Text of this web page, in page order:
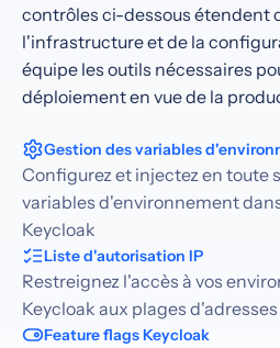
contrôles ci-dessous étendent
l'infrastructure et de la
équipe les outils nécessaires
déploiement en vue de la
Gestion des variables
Configurez et injectez en toute
variables d'environnement
Keycloak
Liste d'autorisation IP
Restreignez l'accès à vos
Keycloak aux plages
Feature flags Keycloak